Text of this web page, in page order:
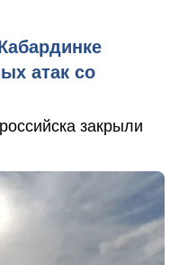
атак со
закрыли